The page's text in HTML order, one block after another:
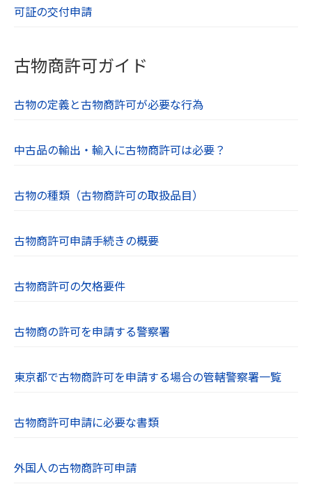
可証の交付申請
古物商許可ガイド
古物の定義と古物商許可が必要な行為
中古品の輸出・輸入に古物商許可は必要？
古物の種類（古物商許可の取扱品目）
古物商許可申請手続きの概要
古物商許可の欠格要件
古物商の許可を申請する警察署
東京都で古物商許可を申請する場合の管轄警察署一覧
古物商許可申請に必要な書類
外国人の古物商許可申請